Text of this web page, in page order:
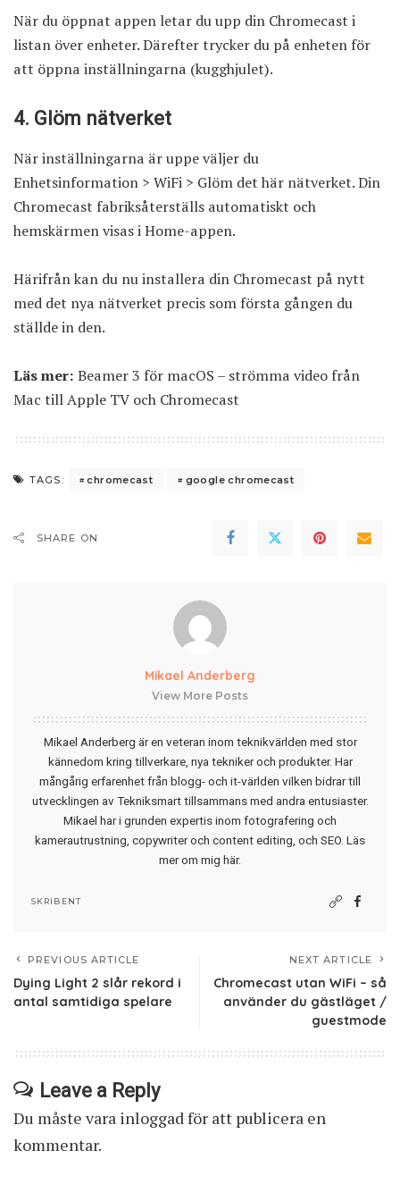
När du öppnat appen letar du upp din Chromecast i
listan över enheter. Därefter trycker du på enheten för
att öppna inställningarna (kugghjulet).
4. Glöm nätverket
När inställningarna är uppe väljer du
Enhetsinformation > WiFi > Glöm det här nätverket. Din
Chromecast fabriksåterställs automatiskt och
hemskärmen visas i Home-appen.
Härifrån kan du nu installera din Chromecast på nytt
med det nya nätverket precis som första gången du
ställde in den.
Läs mer: Beamer 3 för macOS – strömma video från
Mac till Apple TV och Chromecast
TAGS: chromecast google chromecast
SHARE ON
Mikael Anderberg
View More Posts
Mikael Anderberg är en veteran inom teknikvärlden med stor
kännedom kring tillverkare, nya tekniker och produkter. Har
mångårig erfarenhet från blogg- och it-världen vilken bidrar till
utvecklingen av Tekniksmart tillsammans med andra entusiaster.
Mikael har i grunden expertis inom fotografering och
kamerautrustning, copywriter och content editing, och SEO. Läs
mer om mig här.
SKRIBENT
PREVIOUS ARTICLE
Dying Light 2 slår rekord i
antal samtidiga spelare
NEXT ARTICLE
Chromecast utan WiFi – så
använder du gästläget /
guestmode
Leave a Reply
Du måste vara inloggadför att publicera en
kommentar.